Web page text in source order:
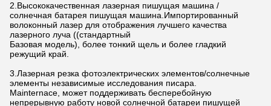
2.Высококачественная лазерная пишущая машина /
солнечная батарея пишущая машина.Импортированный
волоконный лазер для отображения лучшего качества
лазерного луча ((стандартный
Базовая модель), более тонкий щель и более гладкий
режущий край.
3.Лазерная резка фотоэлектрических элементов/солнечные
элементы независимые исследования писара.
Mainternace, может поддерживать бесперебойную
непрерывную работу новой солнечной батареи пишущей